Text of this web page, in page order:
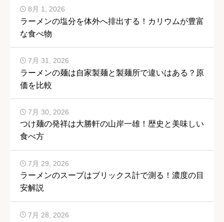
ラーメンの塩分を体外へ排出する！カリウムが豊富
な食べ物
8月 1, 2026
ラーメンの麺は自家製麺と製麺所で違いはある？原
価を比較
7月 31, 2026
つけ麺の発祥は大勝軒の山岸一雄！歴史と美味しい
食べ方
7月 30, 2026
ラーメンのスープはブリックス計で測る！濃度の目
安解説
7月 29, 2026
7月 28, 2026